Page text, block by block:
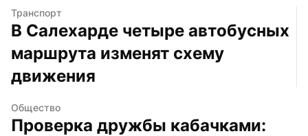
Транспорт
В Салехарде четыре автобусных
маршрута изменят схему
движения
Общество
Проверка дружбы кабачками: